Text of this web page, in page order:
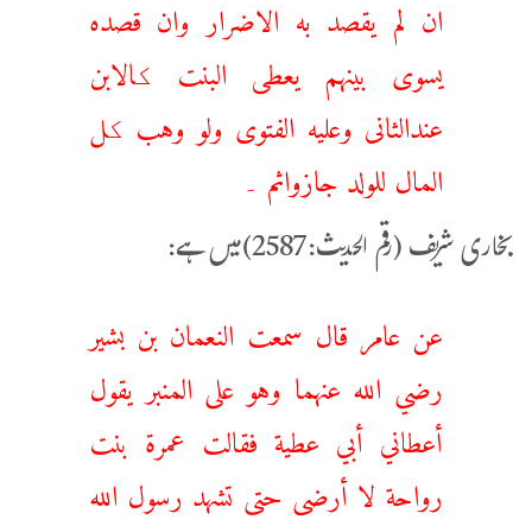
یسوی بینهم یعطی البنت کالابن
عندالثانی وعلیه الفتوی ولو وهب کل
المال للولد جازواثم ۔
بخاری شریف (رقم الحدیث:2587)میں ہے:
عن عامر قال سمعت النعمان بن بشير
رضي الله عنهما وهو على المنبر يقول
أعطاني أبي عطية فقالت عمرة بنت
رواحة لا أرضى حتى تشهد رسول الله